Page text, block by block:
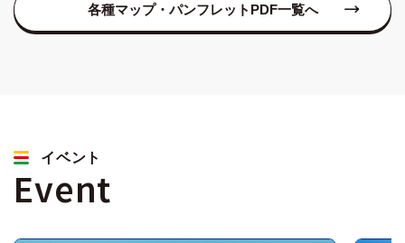
各種マップ・パンフレットPDF一覧へ
イベント
Event